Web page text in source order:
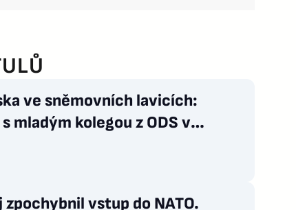
ve sněmovních lavicích:
mladým kolegou z ODS v
Sněžkou
zpochybnil vstup do NATO.